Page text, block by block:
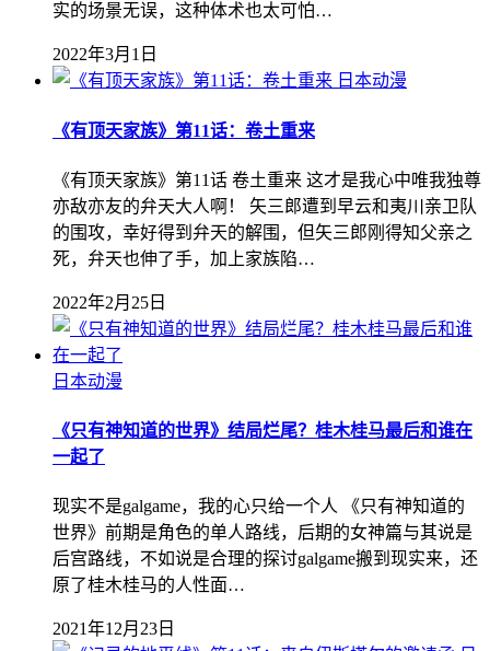
实的场景无误，这种体术也太可怕…
2022年3月1日
日本动漫
《有顶天家族》第11话：卷土重来
《有顶天家族》第11话 卷土重来 这才是我心中唯我独尊
亦敌亦友的弁天大人啊！ 矢三郎遭到早云和夷川亲卫队
的围攻，幸好得到弁天的解围，但矢三郎刚得知父亲之
死，弁天也伸了手，加上家族陷…
2022年2月25日
日本动漫
《只有神知道的世界》结局烂尾？桂木桂马最后和谁在
一起了
现实不是galgame，我的心只给一个人 《只有神知道的
世界》前期是角色的单人路线，后期的女神篇与其说是
后宫路线，不如说是合理的探讨galgame搬到现实来，还
原了桂木桂马的人性面…
2021年12月23日